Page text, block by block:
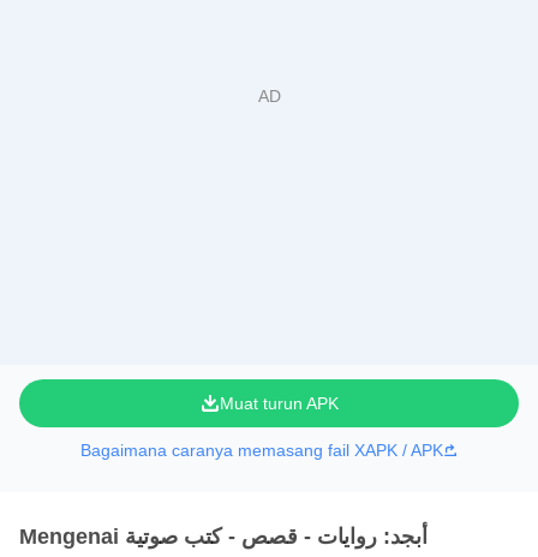
Muat turun APK
Bagaimana caranya memasang fail XAPK / APK
Mengenai أبجد: روايات - قصص - كتب صوتية